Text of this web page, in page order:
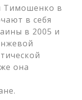
Тимошенко в
в себя
в 2005 и
она